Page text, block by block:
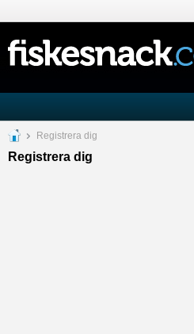
Registrera dig
Registrera dig